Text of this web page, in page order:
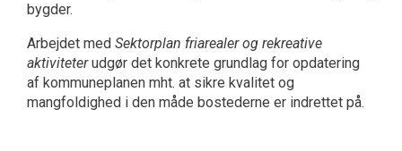
bygder.
Arbejdet med Sektorplan friarealer og rekreative
aktiviteter udgør det konkrete grundlag for opdatering
af kommuneplanen mht. at sikre kvalitet og
mangfoldighed i den måde bostederne er indrettet på.